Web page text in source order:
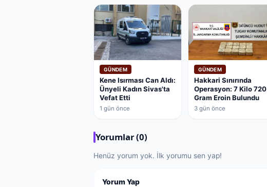
GÜNDEM
Kene Isırması Can Aldı:
Ünyeli Kadın Sivas'ta
Vefat Etti
1 gün önce
GÜNDEM
Hakkari Sınırında
Operasyon: 7 Kilo 720
Gram Eroin Bulundu
3 gün önce
Yorumlar (0)
Henüz yorum yok. İlk yorumu sen yap!
Yorum Yap